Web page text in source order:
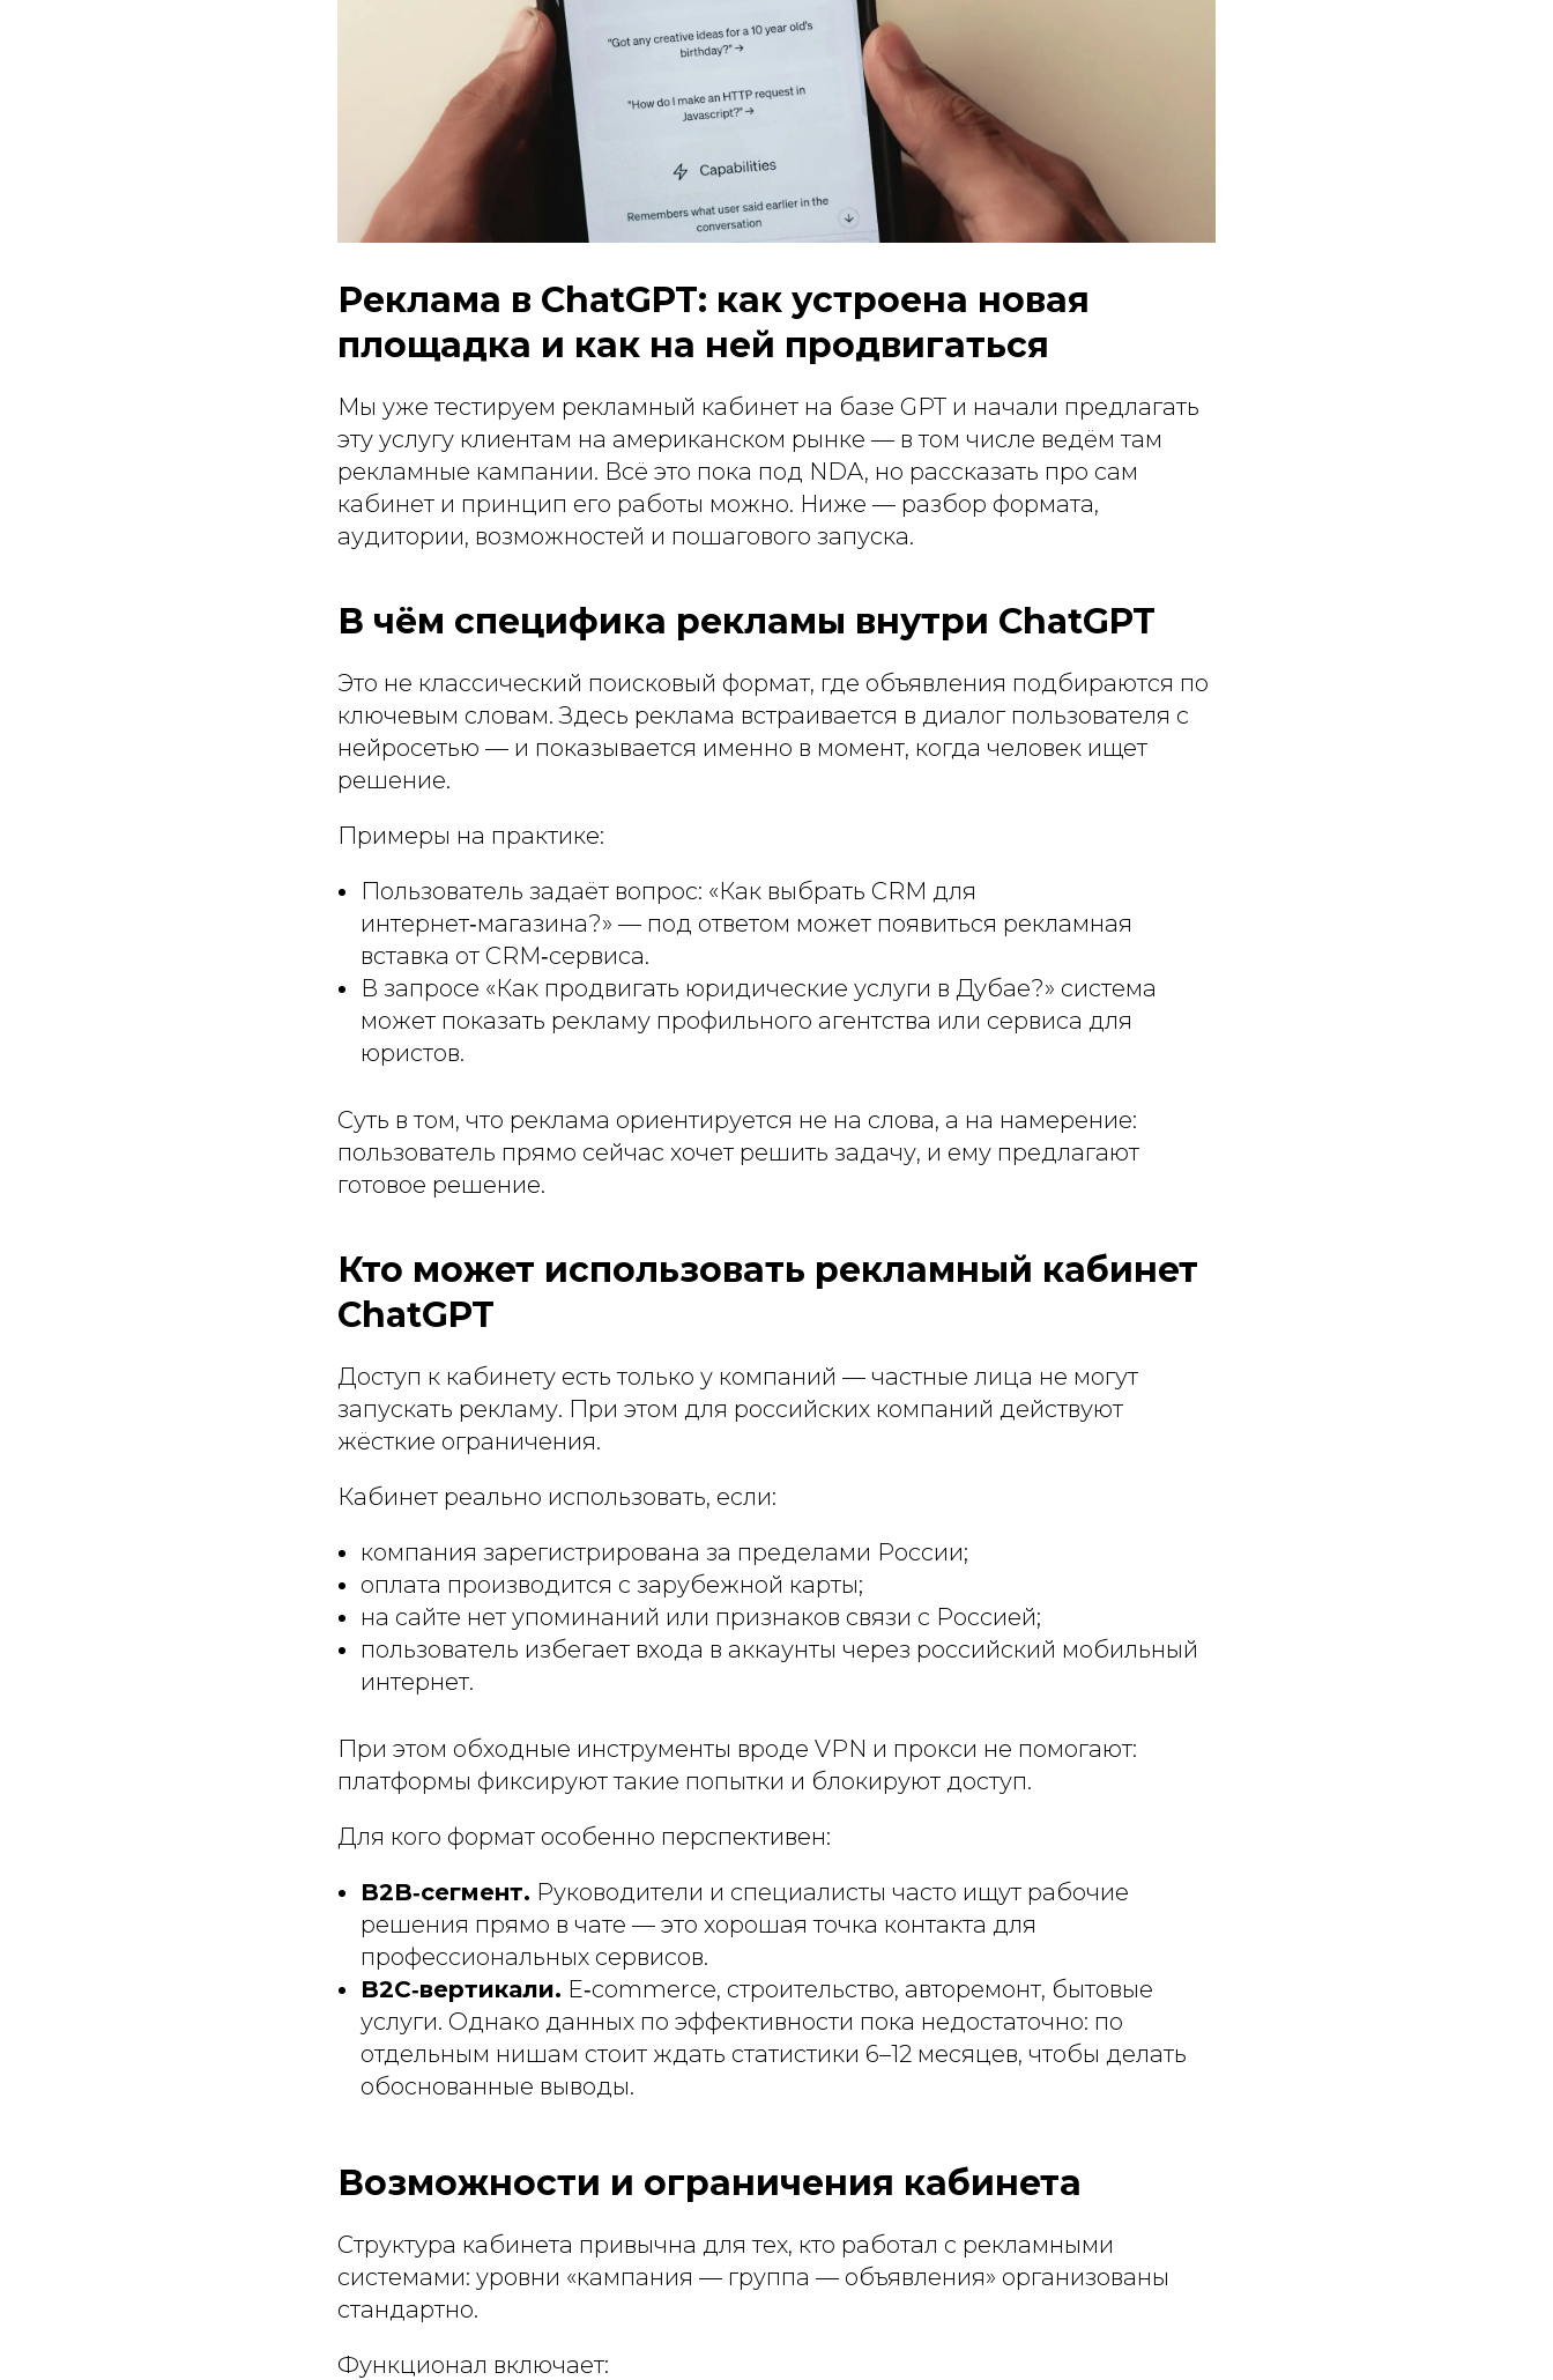
Реклама в ChatGPT: как устроена новая
площадка и как на ней продвигаться
Мы уже тестируем рекламный кабинет на базе GPT и начали предлагать
эту услугу клиентам на американском рынке — в том числе ведём там
рекламные кампании. Всё это пока под NDA, но рассказать про сам
кабинет и принцип его работы можно. Ниже — разбор формата,
аудитории, возможностей и пошагового запуска.
В чём специфика рекламы внутри ChatGPT
Это не классический поисковый формат, где объявления подбираются по
ключевым словам. Здесь реклама встраивается в диалог пользователя с
нейросетью — и показывается именно в момент, когда человек ищет
решение.
Примеры на практике:
Пользователь задаёт вопрос: «Как выбрать CRM для
интернет‑магазина?» — под ответом может появиться рекламная
вставка от CRM‑сервиса.
В запросе «Как продвигать юридические услуги в Дубае?» система
может показать рекламу профильного агентства или сервиса для
юристов.
Суть в том, что реклама ориентируется не на слова, а на намерение:
пользователь прямо сейчас хочет решить задачу, и ему предлагают
готовое решение.
Кто может использовать рекламный кабинет
ChatGPT
Доступ к кабинету есть только у компаний — частные лица не могут
запускать рекламу. При этом для российских компаний действуют
жёсткие ограничения.
Кабинет реально использовать, если:
компания зарегистрирована за пределами России;
оплата производится с зарубежной карты;
на сайте нет упоминаний или признаков связи с Россией;
пользователь избегает входа в аккаунты через российский мобильный
интернет.
При этом обходные инструменты вроде VPN и прокси не помогают:
платформы фиксируют такие попытки и блокируют доступ.
Для кого формат особенно перспективен:
B2B‑сегмент. Руководители и специалисты часто ищут рабочие
решения прямо в чате — это хорошая точка контакта для
профессиональных сервисов.
B2C‑вертикали. E‑commerce, строительство, авторемонт, бытовые
услуги. Однако данных по эффективности пока недостаточно: по
отдельным нишам стоит ждать статистики 6–12 месяцев, чтобы делать
обоснованные выводы.
Возможности и ограничения кабинета
Структура кабинета привычна для тех, кто работал с рекламными
системами: уровни «кампания — группа — объявления» организованы
стандартно.
Функционал включает: